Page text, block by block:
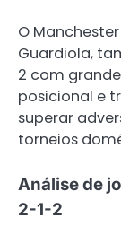
O
Guardiola,
2 com
posicional e
superar
torneios
Análise de
2-1-2